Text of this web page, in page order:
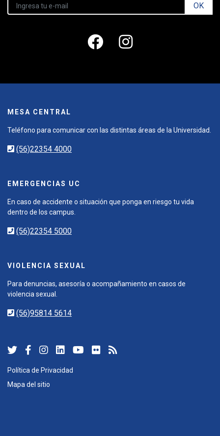
OK
MESA CENTRAL
Teléfono para comunicar con las distintas áreas de la Universidad.
(56)22354 4000
EMERGENCIAS UC
En caso de accidente o situación que ponga en riesgo tu vida
dentro de los campus.
(56)22354 5000
VIOLENCIA SEXUAL
Para denuncias, asesoría o acompañamiento en casos de
violencia sexual.
(56)95814 5614
Política de Privacidad
Mapa del sitio